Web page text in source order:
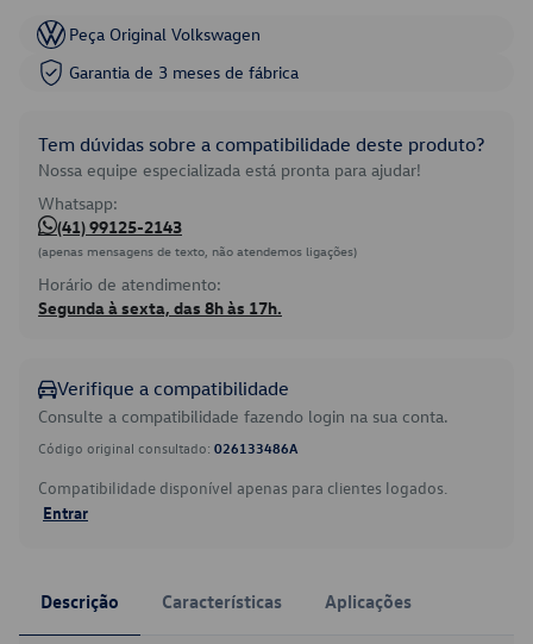
Peça Original Volkswagen
Garantia de 3 meses de fábrica
Tem dúvidas sobre a compatibilidade deste produto?
Nossa equipe especializada está pronta para ajudar!
Whatsapp:
(41) 99125-2143
(apenas mensagens de texto, não atendemos ligações)
Horário de atendimento:
Segunda à sexta, das 8h às 17h.
Verifique a compatibilidade
Consulte a compatibilidade fazendo login na sua conta.
Código original consultado: 026133486A
Compatibilidade disponível apenas para clientes logados.
Entrar
Descrição Características Aplicações